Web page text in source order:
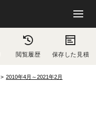
閲覧履歴 保存した見積
2010年4月～2021年2月